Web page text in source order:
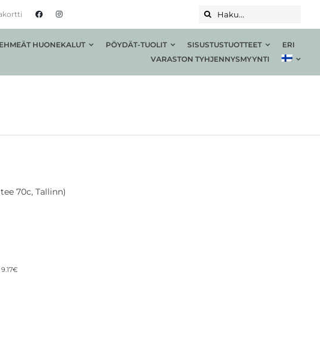
Haku...
HUONEKALUT PÖYDÄT-TUOLIT SISUSTUSTUOTTEET
ERI
VARASTON TYHJENNYSMYYNTI
70c, Tallinn)